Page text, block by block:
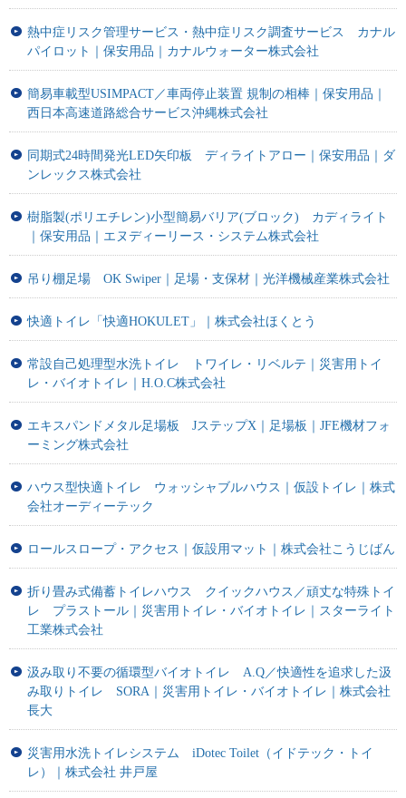
熱中症リスク管理サービス・熱中症リスク調査サービス カナル
パイロット｜保安用品｜カナルウォーター株式会社
簡易車載型USIMPACT／車両停止装置 規制の相棒｜保安用品｜
西日本高速道路総合サービス沖縄株式会社
同期式24時間発光LED矢印板 ディライトアロー｜保安用品｜ダ
ンレックス株式会社
樹脂製(ポリエチレン)小型簡易バリア(ブロック) カディライト
｜保安用品｜エヌディーリース・システム株式会社
吊り棚足場 OK Swiper｜足場・支保材｜光洋機械産業株式会社
快適トイレ「快適HOKULET」｜株式会社ほくとう
常設自己処理型水洗トイレ トワイレ・リベルテ｜災害用トイ
レ・バイオトイレ｜H.O.C株式会社
エキスパンドメタル足場板 JステップX｜足場板｜JFE機材フォ
ーミング株式会社
ハウス型快適トイレ ウォッシャブルハウス｜仮設トイレ｜株式
会社オーディーテック
ロールスロープ・アクセス｜仮設用マット｜株式会社こうじばん
折り畳み式備蓄トイレハウス クイックハウス／頑丈な特殊トイ
レ プラストール｜災害用トイレ・バイオトイレ｜スターライト
工業株式会社
汲み取り不要の循環型バイオトイレ A.Q／快適性を追求した汲
み取りトイレ SORA｜災害用トイレ・バイオトイレ｜株式会社
長大
災害用水洗トイレシステム iDotec Toilet（イドテック・トイ
レ）｜株式会社 井戸屋